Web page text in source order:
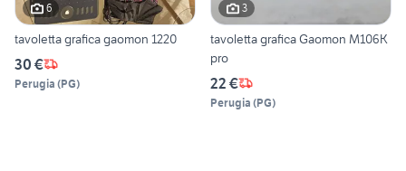
6
tavoletta grafica gaomon 1220
30 €
Perugia (PG)
3
tavoletta grafica Gaomon M106K
pro
22 €
Perugia (PG)